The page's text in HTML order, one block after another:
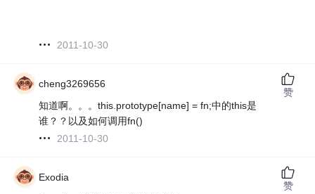
2011-10-30
cheng3269656
知道啊。。。this.prototype[name] = fn;中的this是
谁？？以及如何调用fn()
2011-10-30
赞
Exodia
赞